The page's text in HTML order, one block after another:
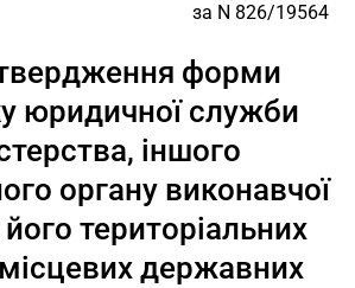
за N 826/19564
форми
юридичної служби
іншого
органу виконавчої
територіальних
місцевих державних